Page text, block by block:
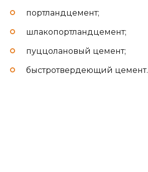
портландцемент;
шлакопортландцемент;
пуццолановый цемент;
быстротвердеющий цемент.